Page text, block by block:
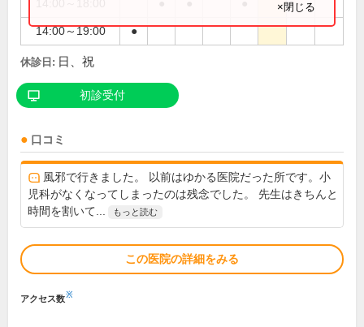
14:00～19:00 ●
×閉じる
休診日: 日、祝
初診受付
口コミ
風邪で行きました。 以前はゆかる医院だった所です。小
児科がなくなってしまったのは残念でした。 先生はきちんと
時間を割いて...
もっと読む
この医院の詳細をみる
アクセス数※